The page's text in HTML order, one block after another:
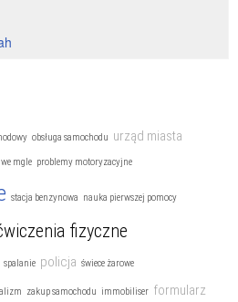
obsługa samochodu urząd miasta
mgle problemy motoryzacyjne
stacja benzynowa nauka pierwszej pomocy
fizyczne
spalanie policja świece żarowe
zakup samochodu immobiliser formularz